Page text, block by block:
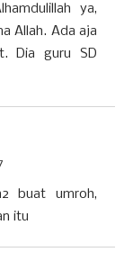
ya,
Allah. Ada aja
Dia guru SD
buat umroh,
itu